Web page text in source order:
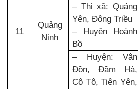
11
Quảng
Ninh
– Thị xã: Quảng
Yên, Đông Triều
– Huyện Hoành
Bồ
– Huyện: Vân
Đồn, Đầm Hà,
Cô Tô, Tiên Yên,